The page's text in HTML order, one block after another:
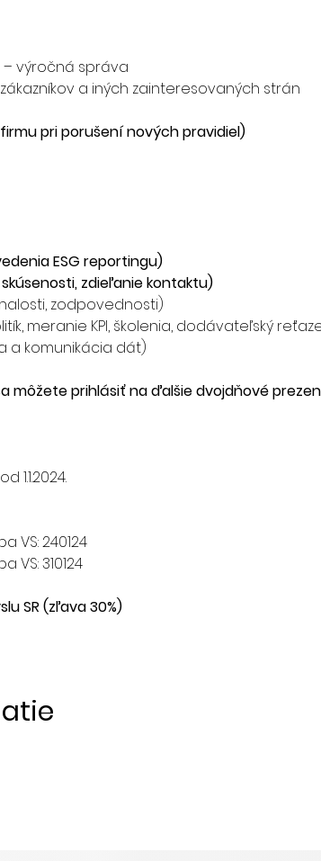
– výročná správa
a iných zainteresovaných strán
pri porušení nových pravidiel)
ESG reportingu)
zdieľanie kontaktu)
zodpovednosti)
meranie KPI, školenia, dodávateľský
a komunikácia dát)
môžete prihlásiť na ďalšie dvojdňové
VS: 240124
VS: 310124
SR (zľava 30%)